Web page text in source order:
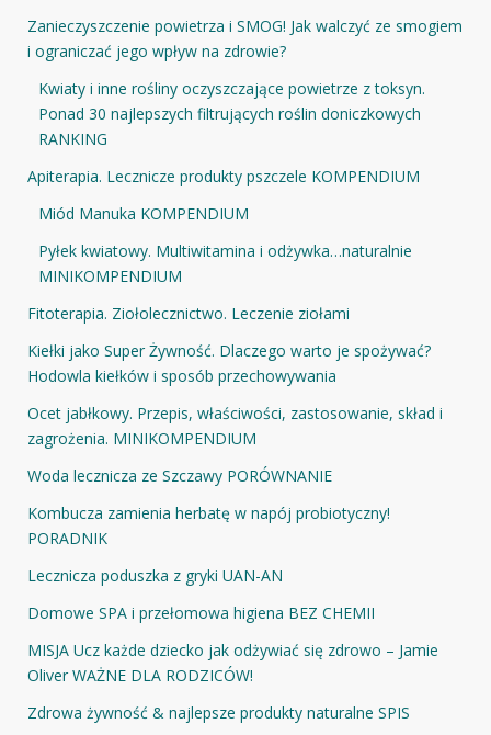
Zanieczyszczenie powietrza i SMOG! Jak walczyć ze smogiem
i ograniczać jego wpływ na zdrowie?
Kwiaty i inne rośliny oczyszczające powietrze z toksyn.
Ponad 30 najlepszych filtrujących roślin doniczkowych
RANKING
Apiterapia. Lecznicze produkty pszczele KOMPENDIUM
Miód Manuka KOMPENDIUM
Pyłek kwiatowy. Multiwitamina i odżywka…naturalnie
MINIKOMPENDIUM
Fitoterapia. Ziołolecznictwo. Leczenie ziołami
Kiełki jako Super Żywność. Dlaczego warto je spożywać?
Hodowla kiełków i sposób przechowywania
Ocet jabłkowy. Przepis, właściwości, zastosowanie, skład i
zagrożenia. MINIKOMPENDIUM
Woda lecznicza ze Szczawy PORÓWNANIE
Kombucza zamienia herbatę w napój probiotyczny!
PORADNIK
Lecznicza poduszka z gryki UAN-AN
Domowe SPA i przełomowa higiena BEZ CHEMII
MISJA Ucz każde dziecko jak odżywiać się zdrowo – Jamie
Oliver WAŻNE DLA RODZICÓW!
Zdrowa żywność & najlepsze produkty naturalne SPIS